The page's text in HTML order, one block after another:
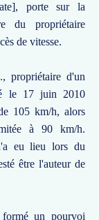
porte sur la
du propriétaire
de vitesse.
propriétaire d'un
le 17 juin 2010
105 km/h, alors
à 90 km/h.
eu lieu lors du
être l'auteur de
un pourvoi